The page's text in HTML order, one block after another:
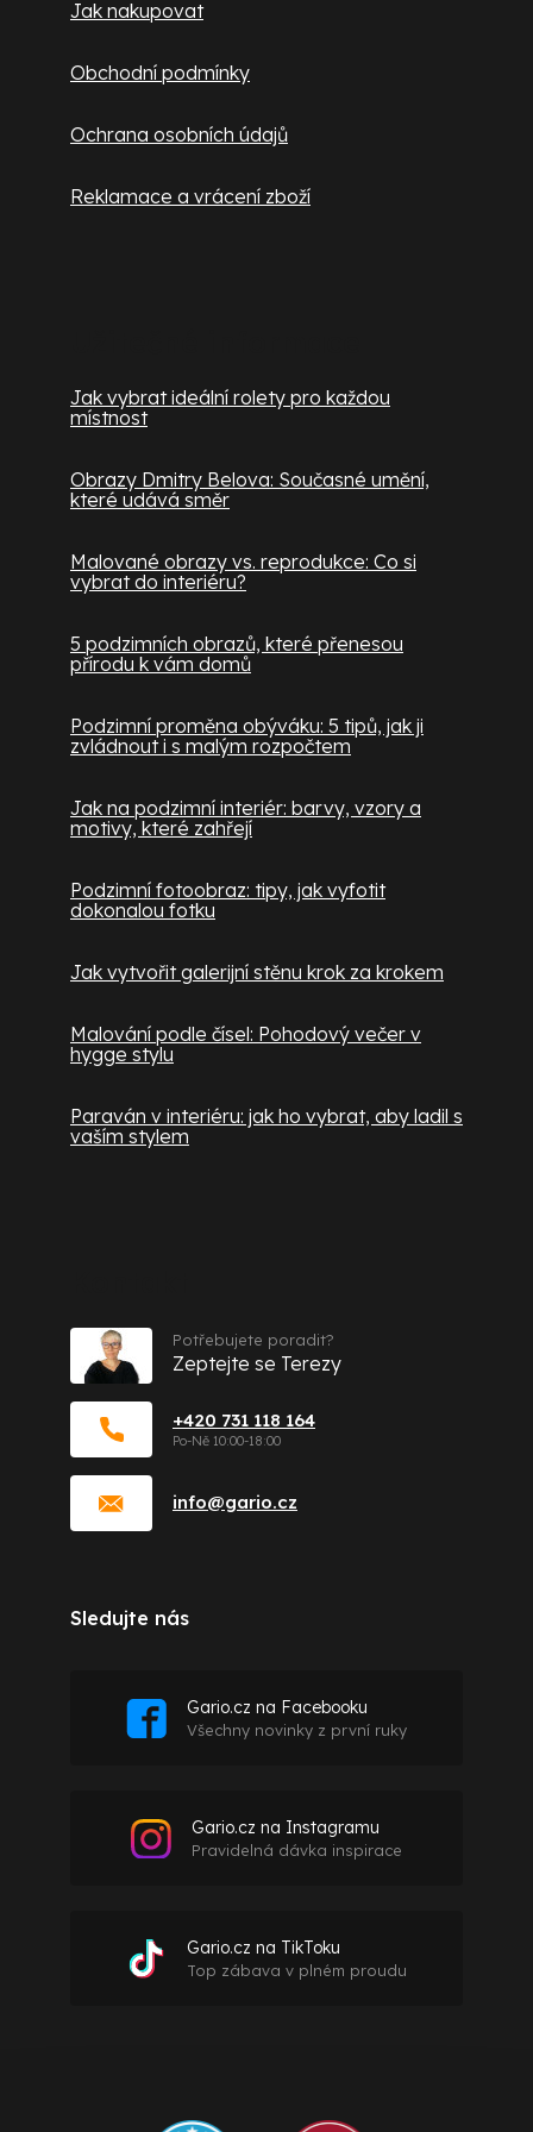
Jak nakupovat
Obchodní podmínky
Ochrana osobních údajů
Reklamace a vrácení zboží
Jak vybrat ideální rolety pro každou
místnost
Obrazy Dmitry Belova: Současné umění,
které udává směr
Malované obrazy vs. reprodukce: Co si
vybrat do interiéru?
5 podzimních obrazů, které přenesou
přírodu k vám domů
Podzimní proměna obýváku: 5 tipů, jak ji
zvládnout i s malým rozpočtem
Jak na podzimní interiér: barvy, vzory a
motivy, které zahřejí
Podzimní fotoobraz: tipy, jak vyfotit
dokonalou fotku
Jak vytvořit galerijní stěnu krok za krokem
Malování podle čísel: Pohodový večer v
hygge stylu
Paraván v interiéru: jak ho vybrat, aby ladil s
vaším stylem
info@gario.cz
+420 731 118 164
Potřebujete poradit?
Zeptejte se Terezy
Sledujte nás
Gario.cz na Facebooku
Všechny novinky z první ruky
Gario.cz na Instagramu
Pravidelná dávka inspirace
Gario.cz na TikToku
Top zábava v plném proudu